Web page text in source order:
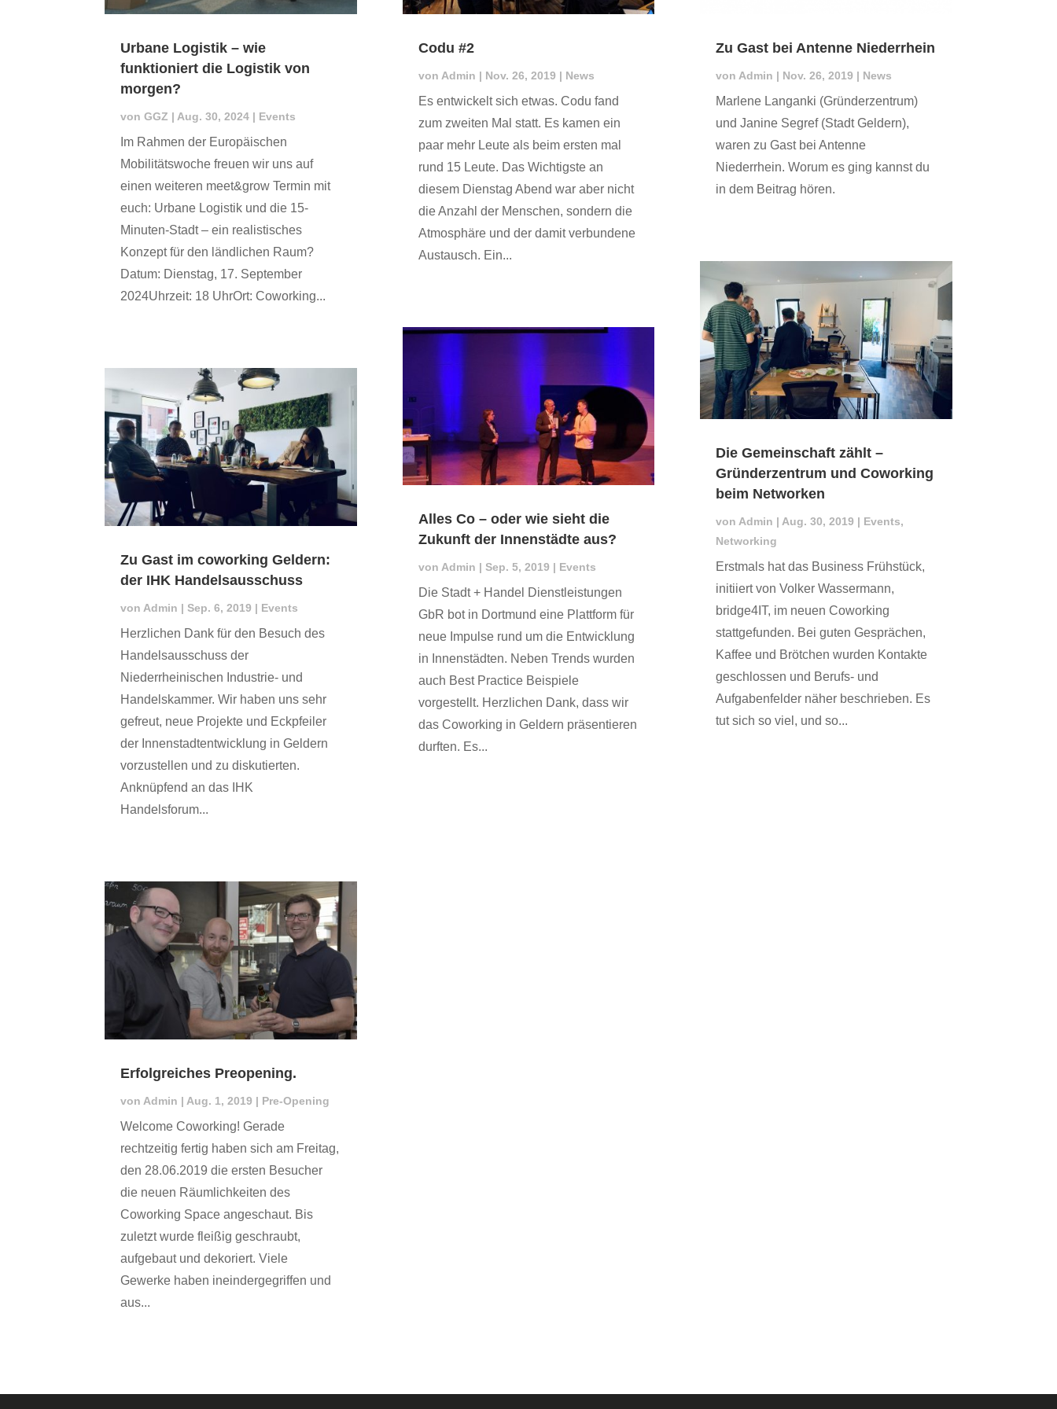
Urbane Logistik – wie
funktioniert die Logistik von
morgen?
vonGGZ | Aug. 30, 2024 | Events
Im Rahmen der Europäischen
Mobilitätswoche freuen wir uns auf
einen weiteren meet&grow Termin mit
euch: Urbane Logistik und die 15-
Minuten-Stadt – ein realistisches
Konzept für den ländlichen Raum?
Datum: Dienstag, 17. September
2024Uhrzeit: 18 UhrOrt: Coworking...
Zu Gast im coworking Geldern:
der IHK Handelsausschuss
von Admin |Sep. 6, 2019 | Events
Herzlichen Dank für den Besuch des
Handelsausschuss der
Niederrheinischen Industrie- und
Handelskammer. Wir haben uns sehr
gefreut, neue Projekte und Eckpfeiler
der Innenstadtentwicklung in Geldern
vorzustellen und zu diskutierten.
Anknüpfend an das IHK
Handelsforum...
Erfolgreiches Preopening.
von Admin | Aug. 1, 2019 | Pre-Opening
Welcome Coworking! Gerade
rechtzeitig fertig haben sich am Freitag,
den 28.06.2019 die ersten Besucher
die neuen Räumlichkeiten des
Coworking Space angeschaut. Bis
zuletzt wurde fleißig geschraubt,
aufgebaut und dekoriert. Viele
Gewerke haben ineindergegriffen und
aus...
Codu #2
von Admin | Nov. 26, 2019 | News
Es entwickelt sich etwas. Codu fand
zum zweiten Mal statt. Es kamen ein
paar mehr Leute als beim ersten mal
rund 15 Leute. Das Wichtigste an
diesem Dienstag Abend war aber nicht
die Anzahl der Menschen, sondern die
Atmosphäre und der damit verbundene
Austausch. Ein...
Alles Co – oder wie sieht die
Zukunft der Innenstädte aus?
von Admin | Sep. 5, 2019 | Events
Die Stadt + Handel Dienstleistungen
GbR bot in Dortmund eine Plattform für
neue Impulse rund um die Entwicklung
in Innenstädten. Neben Trends wurden
auch Best Practice Beispiele
vorgestellt. Herzlichen Dank, dass wir
das Coworking in Geldern präsentieren
durften. Es...
Zu Gast bei Antenne Niederrhein
von Admin | Nov. 26, 2019 | News
Marlene Langanki (Gründerzentrum)
und Janine Segref (Stadt Geldern),
waren zu Gast bei Antenne
Niederrhein. Worum es ging kannst du
in dem Beitrag hören.
Die Gemeinschaft zählt –
Gründerzentrum und Coworking
beim Networken
von Admin | Aug. 30, 2019 | Events,
Networking
Erstmals hat das Business Frühstück,
initiiert von Volker Wassermann,
bridge4IT, im neuen Coworking
stattgefunden. Bei guten Gesprächen,
Kaffee und Brötchen wurden Kontakte
geschlossen und Berufs- und
Aufgabenfelder näher beschrieben. Es
tut sich so viel, und so...